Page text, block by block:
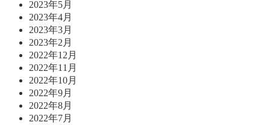
2023年5月
2023年4月
2023年3月
2023年2月
2022年12月
2022年11月
2022年10月
2022年9月
2022年8月
2022年7月